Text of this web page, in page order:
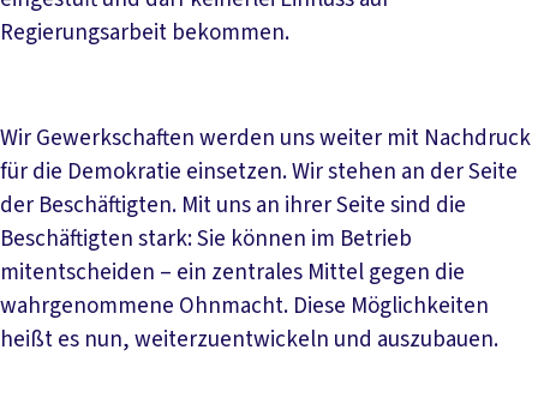
Regierungsarbeit bekommen.
Wir Gewerkschaften werden uns weiter mit Nachdruck
für die Demokratie einsetzen. Wir stehen an der Seite
der Beschäftigten. Mit uns an ihrer Seite sind die
Beschäftigten stark: Sie können im Betrieb
mitentscheiden – ein zentrales Mittel gegen die
wahrgenommene Ohnmacht. Diese Möglichkeiten
heißt es nun, weiterzuentwickeln und auszubauen.